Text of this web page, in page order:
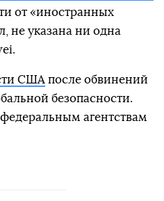
от «иностранных
не указана ни одна
США после обвинений
безопасности.
агентствам